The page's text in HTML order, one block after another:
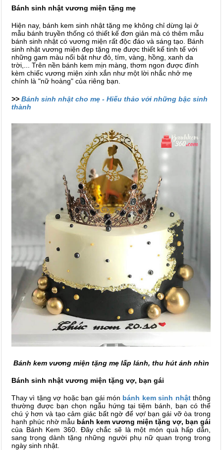
Bánh sinh nhật vương miện tặng mẹ
Hiện nay, bánh kem sinh nhật tặng mẹ không chỉ dừng lại ở
mẫu bánh truyền thống có thiết kế đơn giản mà có thêm mẫu
bánh sinh nhật có vương miện rất độc đáo và sáng tạo. Bánh
sinh nhật vương miện đẹp tặng mẹ được thiết kế tinh tế với
những gam màu nổi bật như đỏ, tím, vàng, hồng, xanh da
trời,... Trên nền bánh kem mịn màng, thơm ngon được đính
kèm chiếc vương miện xinh xắn như một lời nhắc nhở mẹ
chính là "nữ hoàng" của riêng bạn.
>> Bánh sinh nhật cho mẹ - Hiếu thảo với những bậc sinh
thành
Bánh kem vương miện tặng mẹ lấp lánh, thu hút ánh nhìn
Bánh sinh nhật vương miện tặng vợ, bạn gái
Thay vì tặng vợ hoặc bạn gái món bánh kem sinh nhậtthông
thường được bạn chọn ngẫu hứng tại tiệm bánh, bạn có thể
chú ý hơn và tạo cảm giác bất ngờ để vợ/ bạn gái vỡ òa trong
hạnh phúc nhờ mẫu bánh kem vương miện tặng vợ, bạn gái
của Bánh Kem 360. Đây chắc sẽ là một món quà hấp dẫn,
sang trọng dành tặng những người phụ nữ quan trọng trong
ngày sinh nhật.